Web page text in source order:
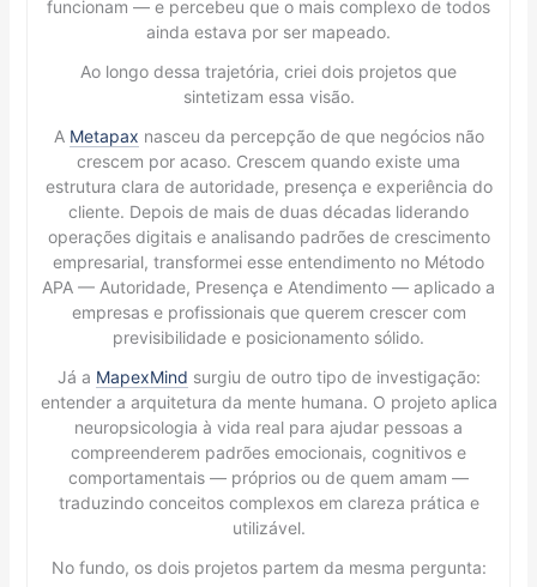
funcionam — e percebeu que o mais complexo de todos
ainda estava por ser mapeado.
Ao longo dessa trajetória, criei dois projetos que
sintetizam essa visão.
A Metapax nasceu da percepção de que negócios não
crescem por acaso. Crescem quando existe uma
estrutura clara de autoridade, presença e experiência do
cliente. Depois de mais de duas décadas liderando
operações digitais e analisando padrões de crescimento
empresarial, transformei esse entendimento no Método
APA — Autoridade, Presença e Atendimento — aplicado a
empresas e profissionais que querem crescer com
previsibilidade e posicionamento sólido.
Já a MapexMind surgiu de outro tipo de investigação:
entender a arquitetura da mente humana. O projeto aplica
neuropsicologia à vida real para ajudar pessoas a
compreenderem padrões emocionais, cognitivos e
comportamentais — próprios ou de quem amam —
traduzindo conceitos complexos em clareza prática e
utilizável.
No fundo, os dois projetos partem da mesma pergunta: